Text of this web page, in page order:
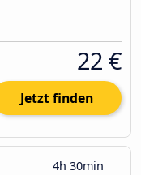
22 €
Jetzt finden
4h 30min